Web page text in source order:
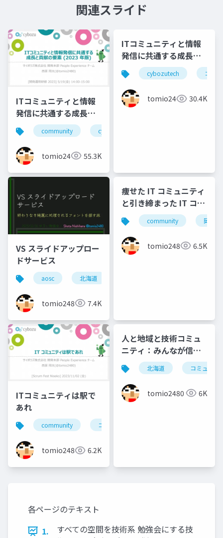
関連スライド
ITコミュニティと情報
発信に共通する成長と
貢献の要素(2023年版)
community cybozutech
tomio2480 55.3K
ITコミュニティと情報
発信に共通する成長と
貢献の要素(2024年版)
cybozutech コミ
tomio2480 30.4K
VS スライドアップロー
ドサービス
aosc 北海道
tomio2480 7.4K
痩せた IT コミュニティ
と引き締まった IT コミ
ュニティの違い
community 岡山
tomio2480 6.5K
ITコミュニティは駅で
あれ
community コミュニティ
tomio2480 6.2K
人と地域と技術コミュ
ニティ：みんなが信じ
た「のびしろ」を幻に
しないために
北海道 コミュニテ
tomio2480 6K
各ページのテキスト
1.
すべての空間を技術系 勉強会にする技